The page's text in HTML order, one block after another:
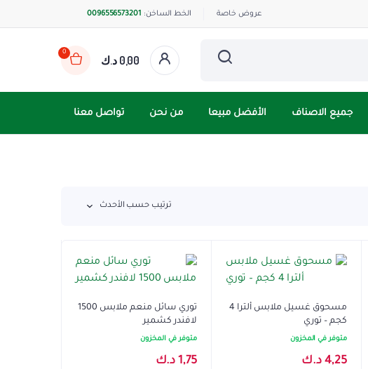
عروض خاصة الخط الساخن: 0096556573201
0,00 د.ك
0
جميع الاصناف الأفضل مبيعا من نحن تواصل معنا
ترتيب حسب الأحدث
مسحوق غسيل ملابس ألترا 4
كجم – توري
متوفر في المخزون
4,25 د.ك
توري سائل منعم ملابس 1500
لافندر كشمير
متوفر في المخزون
1,75 د.ك